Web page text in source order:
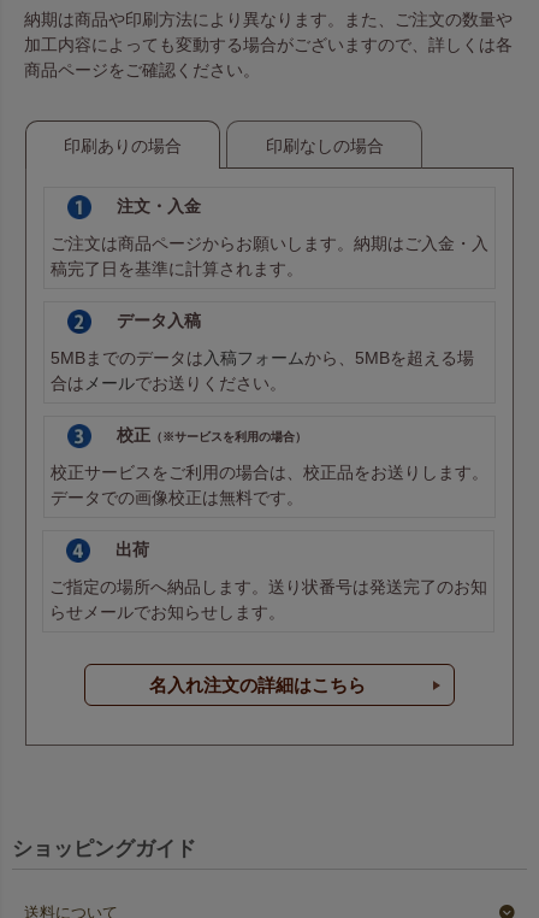
納期は商品や印刷方法により異なります。また、ご注文の数量や
加工内容によっても変動する場合がございますので、詳しくは各
商品ページをご確認ください。
印刷ありの場合 印刷なしの場合
注文・入金
ご注文は商品ページからお願いします。納期はご入金・入
稿完了日を基準に計算されます。
データ入稿
5MBまでのデータは 入稿フォームから、5MBを超える場
合は メールでお送りください。
校正 （※サービスを利用の場合）
校正サービスをご利用の場合は、校正品をお送りします。
データでの画像校正は無料です。
出荷
ご指定の場所へ納品します。送り状番号は発送完了のお知
らせメールでお知らせします。
名入れ注文の詳細はこちら
ショッピングガイド
送料について